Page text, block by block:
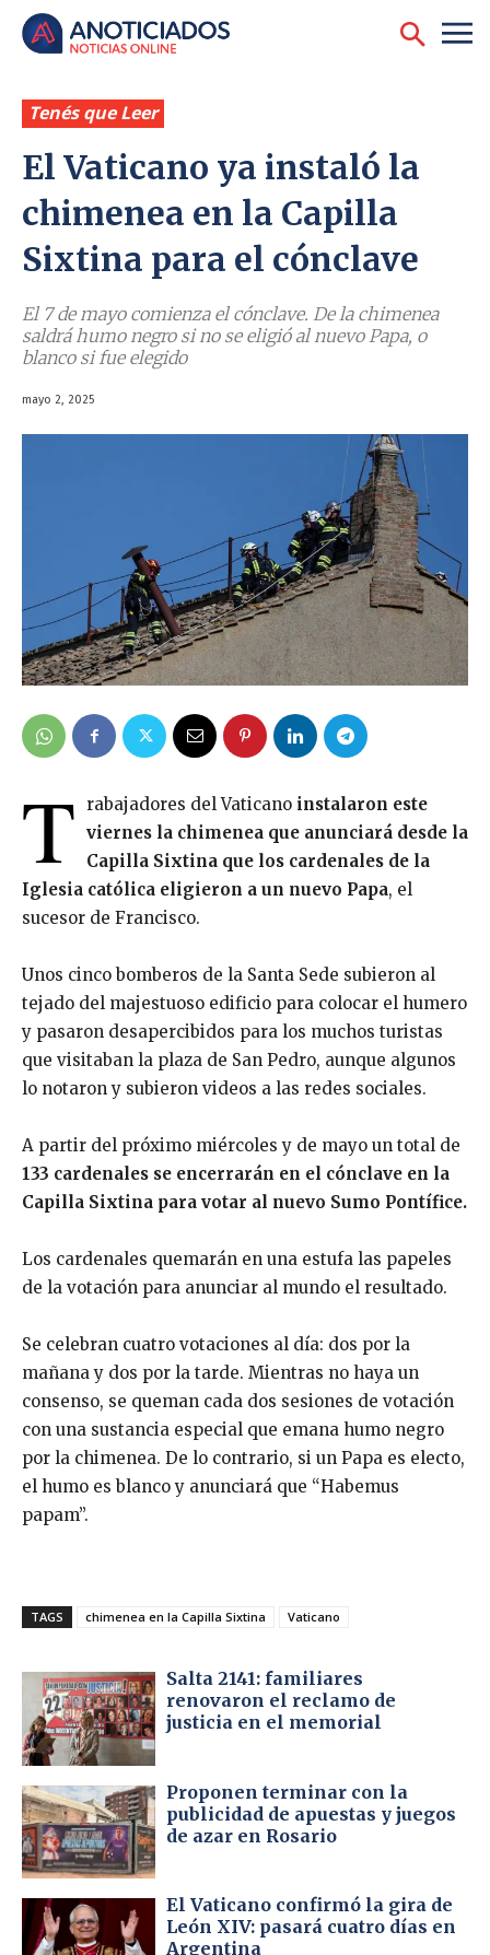
Tenés que Leer
El Vaticano ya instaló la
chimenea en la Capilla
Sixtina para el cónclave
El 7 de mayo comienza el cónclave. De la chimenea
saldrá humo negro si no se eligió al nuevo Papa, o
blanco si fue elegido
mayo 2, 2025
T rabajadores del Vaticano instalaron este
viernes la chimenea que anunciará desde la
Capilla Sixtina que los cardenales de la
Iglesia católica eligieron a un nuevo Papa, el
sucesor de Francisco.
Unos cinco bomberos de la Santa Sede subieron al
tejado del majestuoso edificio para colocar el humero
y pasaron desapercibidos para los muchos turistas
que visitaban la plaza de San Pedro, aunque algunos
lo notaron y subieron videos a las redes sociales.
A partir del próximo miércoles y de mayo un total de
133 cardenales se encerrarán en el cónclave en la
Capilla Sixtina para votar al nuevo Sumo Pontífice.
Los cardenales quemarán en una estufa las papeles
de la votación para anunciar al mundo el resultado.
Se celebran cuatro votaciones al día: dos por la
mañana y dos por la tarde. Mientras no haya un
consenso, se queman cada dos sesiones de votación
con una sustancia especial que emana humo negro
por la chimenea. De lo contrario, si un Papa es electo,
el humo es blanco y anunciará que “Habemus
papam”.
TAGS chimenea en la Capilla Sixtina Vaticano
Salta 2141: familiares
renovaron el reclamo de
justicia en el memorial
Proponen terminar con la
publicidad de apuestas y juegos
de azar en Rosario
El Vaticano confirmó la gira de
León XIV: pasará cuatro días en
Argentina